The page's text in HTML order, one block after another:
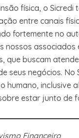
física, o
entre canais
fortemente no
nossos
que buscam
seus negócios.
humano, inclusive
estar junto de
Financeiro